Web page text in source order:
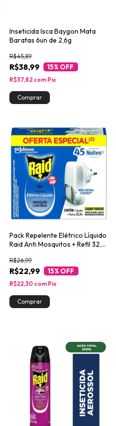
Inseticida Isca Baygon Mata
Baratas 6un de 2,6g
R$38,99
R$45,89
15% OFF
R$37,82 com Pix
Pack Repelente Elétrico Líquido
Raid Anti Mosquitos + Refil 32,9
R$22,99
R$26,99
15% OFF
R$22,30 com Pix